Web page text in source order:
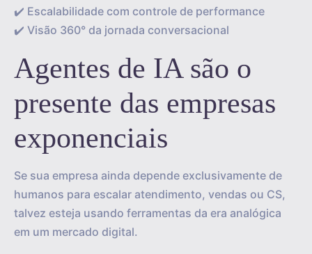
✔️ Escalabilidade com controle de performance
✔️ Visão 360° da jornada conversacional
Agentes de IA são o
presente das empresas
exponenciais
Se sua empresa ainda depende exclusivamente de
humanos para escalar atendimento, vendas ou CS,
talvez esteja usando ferramentas da era analógica
em um mercado digital.